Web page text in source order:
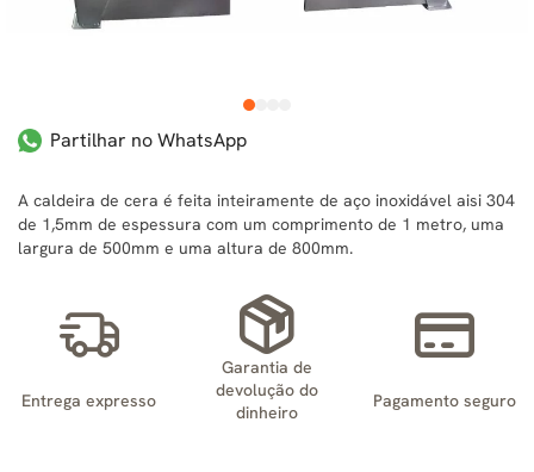
1
Partilhar no WhatsApp
A caldeira de cera é feita inteiramente de aço inoxidável aisi 304
de 1,5mm de espessura com um comprimento de 1 metro, uma
largura de 500mm e uma altura de 800mm.
Entrega expresso
Garantia de
devolução do
dinheiro
Pagamento seguro